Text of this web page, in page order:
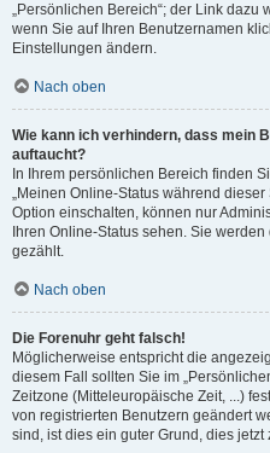
„Persönlichen Bereich“; der Link dazu
wenn Sie auf Ihren Benutzernamen
Einstellungen ändern.
Nach oben
Wie kann ich verhindern, dass mein
auftaucht?
In Ihrem persönlichen Bereich finden
„Meinen Online-Status während
Option einschalten, können nur
Ihren Online-Status sehen. Sie
gezählt.
Nach oben
Die Forenuhr geht falsch!
Möglicherweise entspricht die
diesem Fall sollten Sie im
Zeitzone (Mitteleuropäische Zeit, ...)
von registrierten Benutzern geändert
sind, ist dies ein guter Grund, dies jetzt